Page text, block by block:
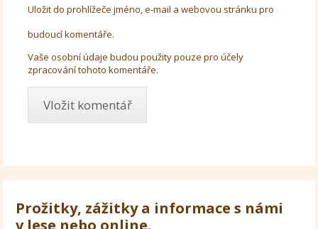
Uložit do prohlížeče jméno, e-mail a webovou stránku pro
budoucí komentáře.
Vaše osobní údaje budou použity pouze pro účely
zpracování tohoto komentáře.
Prožitky, zážitky a informace s námi
v lese nebo online.